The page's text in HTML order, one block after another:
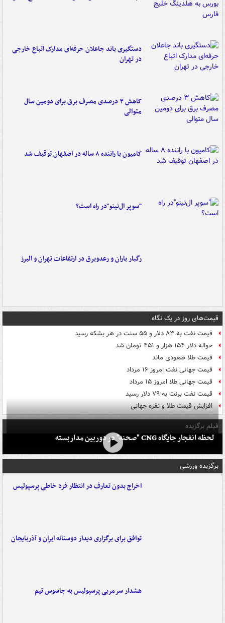
دستگیری باند جاعلان حرفه‌ای مدارک اتباع خارجی
در تهران
کاهش ۳ درصدی مصرف برق برای دومین سال
متوالی
کامیون با راننده ۸ ساله در اصفهان توقیف شد
"سوپر ال‌نینو"در راه است؟
رگبار باران و رعدوبرق در ارتفاعات تهران و البرز
قیمت‌های روز در یک نگاه
قیمت نفت به ۸۳ دلار و ۵۵ سنت در هر بشکه رسید
حواله دلار ۱۵۴ هزار و ۴۵۱ تومان شد
قیمت طلا صعودی ماند
قیمت جهانی نفت امروز ۱۶ مرداد
قیمت جهانی طلا امروز ۱۵ مرداد
قیمت نفت برنت به ۷۹ دلار رسید
افزایش قیمت طلا و نقره جهانی
فیلم برگزیده
لحظه انفجار جایگاه CNG "صحنه" در دوربین مداربسته
برگزیده ورزشی
اخراج بدون تعارف در انتظار فرد خاطی پرسپولیس
توافق برای برگزاری دیدار دوستانه ایران و آذربایجان
هشدار سرمربی پرسپولیس به جاسوس تیم